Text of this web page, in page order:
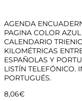
AGENDA
PAGINA COLOR
CALENDARIO
KILOMÉTRICAS
ESPAÑOLAS Y
LISTÍN TELEFÓNICO.
PORTUGUÉS.
8,06€